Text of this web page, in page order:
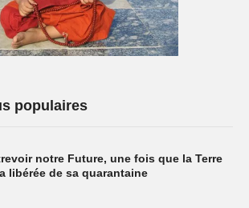
populaires
notre Future, une fois que la Terre
libérée de sa quarantaine